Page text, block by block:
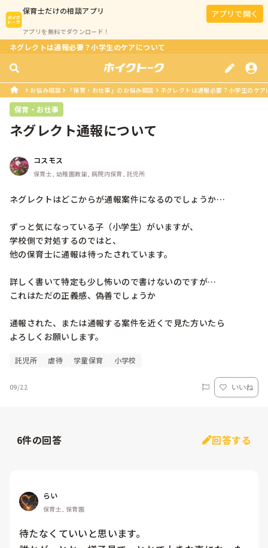
保育士だけの相談アプリ
アプリを無料でダウンロード！
アプリで開く
ネグレクトは通報必要？小学生のケアについて
お悩み相談 「保育・お仕事」のお悩み相談 ネグレクトは通報必要？小学生のケア
保育・お仕事
ネグレクト通報について
コスモス
保育士, 幼稚園教諭, 病院内保育, 託児所
ネグレクトはどこからが通報案件になるのでしょうか…
ずっと気になっている子（小学生）がいますが、
学校側で対処するのではと、
他の保育士に通報は待ったされています。
詳しく書いて特定も少し怖いので書けないのですが…
これはただの正義感、偽善でしょうか
通報された、または通報する案件を近くで見た方いたら
よろしくお願いします。
託児所 虐待 学童保育 小学校
09/22 いいね
6件の回答 回答する
らい
保育士, 保育園
待たなくていいと思います。